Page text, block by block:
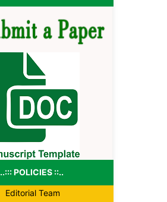
..::: POLICIES ::..
Editorial Team